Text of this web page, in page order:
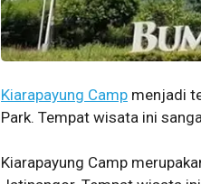
Kiarapayung Camp menjadi
Park. Tempat wisata ini
Kiarapayung Camp